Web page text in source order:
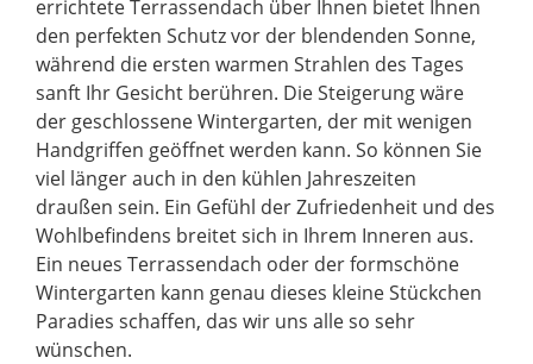
errichtete Terrassendach über Ihnen bietet Ihnen
den perfekten Schutz vor der blendenden Sonne,
während die ersten warmen Strahlen des Tages
sanft Ihr Gesicht berühren. Die Steigerung wäre
der geschlossene Wintergarten, der mit wenigen
Handgriffen geöffnet werden kann. So können Sie
viel länger auch in den kühlen Jahreszeiten
draußen sein. Ein Gefühl der Zufriedenheit und des
Wohlbefindens breitet sich in Ihrem Inneren aus.
Ein neues Terrassendach oder der formschöne
Wintergarten kann genau dieses kleine Stückchen
Paradies schaffen, das wir uns alle so sehr
wünschen.